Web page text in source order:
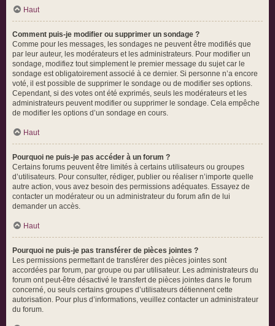
Haut
Comment puis-je modifier ou supprimer un sondage ?
Comme pour les messages, les sondages ne peuvent être modifiés que
par leur auteur, les modérateurs et les administrateurs. Pour modifier un
sondage, modifiez tout simplement le premier message du sujet car le
sondage est obligatoirement associé à ce dernier. Si personne n’a encore
voté, il est possible de supprimer le sondage ou de modifier ses options.
Cependant, si des votes ont été exprimés, seuls les modérateurs et les
administrateurs peuvent modifier ou supprimer le sondage. Cela empêche
de modifier les options d’un sondage en cours.
Haut
Pourquoi ne puis-je pas accéder à un forum ?
Certains forums peuvent être limités à certains utilisateurs ou groupes
d’utilisateurs. Pour consulter, rédiger, publier ou réaliser n’importe quelle
autre action, vous avez besoin des permissions adéquates. Essayez de
contacter un modérateur ou un administrateur du forum afin de lui
demander un accès.
Haut
Pourquoi ne puis-je pas transférer de pièces jointes ?
Les permissions permettant de transférer des pièces jointes sont
accordées par forum, par groupe ou par utilisateur. Les administrateurs du
forum ont peut-être désactivé le transfert de pièces jointes dans le forum
concerné, ou seuls certains groupes d’utilisateurs détiennent cette
autorisation. Pour plus d’informations, veuillez contacter un administrateur
du forum.